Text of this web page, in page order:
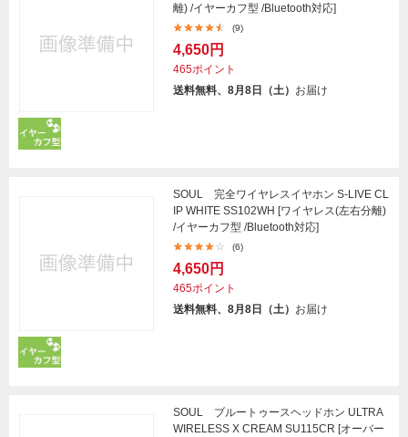
離) /イヤーカフ型 /Bluetooth対応]
(9)
4,650円
465ポイント
送料無料、8月8日（土） お届け
SOUL 完全ワイヤレスイヤホン S-LIVE CL
IP WHITE SS102WH [ワイヤレス(左右分離)
/イヤーカフ型 /Bluetooth対応]
(6)
4,650円
465ポイント
送料無料、8月8日（土） お届け
SOUL ブルートゥースヘッドホン ULTRA
WIRELESS X CREAM SU115CR [オーバー